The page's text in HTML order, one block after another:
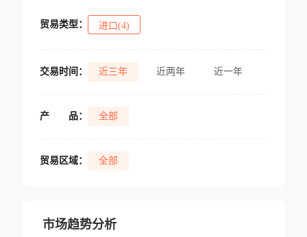
贸易类型： 进口(4)
交易时间： 近三年 近两年 近一年
产 品： 全部
贸易区域： 全部
市场趋势分析